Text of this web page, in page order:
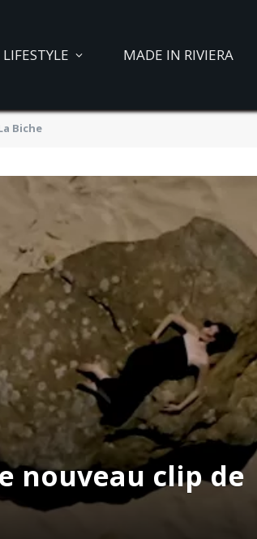
LIFESTYLE MADE IN RIVIERA
Biche
nouveau clip de